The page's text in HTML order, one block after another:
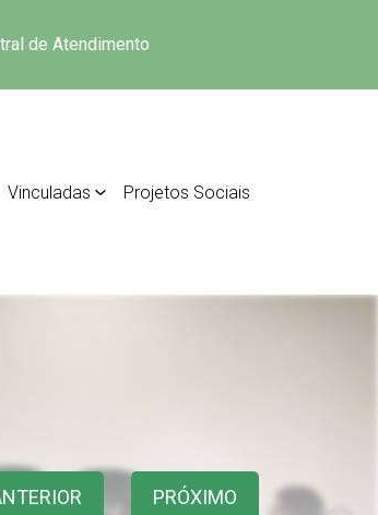
de Atendimento
Vinculadas Projetos Sociais
PRÓXIMO